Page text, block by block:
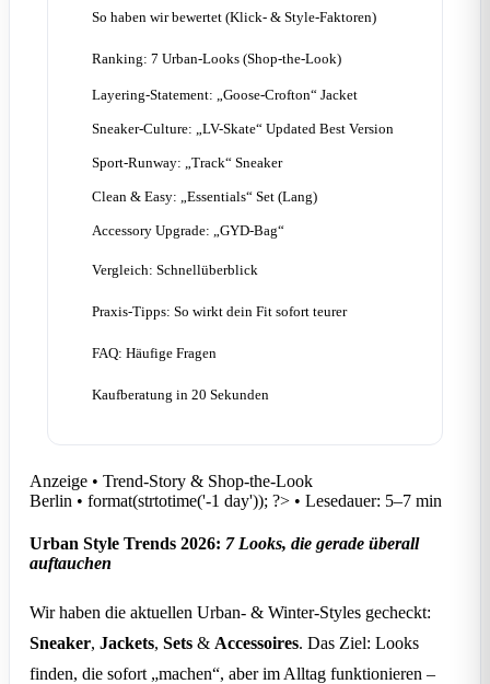
So haben wir bewertet (Klick- & Style-Faktoren)
Ranking: 7 Urban-Looks (Shop-the-Look)
Layering-Statement: „Goose-Crofton“ Jacket
Sneaker-Culture: „LV-Skate“ Updated Best Version
Sport-Runway: „Track“ Sneaker
Clean & Easy: „Essentials“ Set (Lang)
Accessory Upgrade: „GYD-Bag“
Vergleich: Schnellüberblick
Praxis-Tipps: So wirkt dein Fit sofort teurer
FAQ: Häufige Fragen
Kaufberatung in 20 Sekunden
Anzeige • Trend-Story & Shop-the-Look
Berlin • format(strtotime('-1 day')); ?> • Lesedauer: 5–7 min
Urban Style Trends 2026: 7 Looks, die gerade überall
auftauchen
Wir haben die aktuellen Urban- & Winter-Styles gecheckt:
Sneaker, Jackets, Sets & Accessoires. Das Ziel: Looks
finden, die sofort „machen“, aber im Alltag funktionieren –